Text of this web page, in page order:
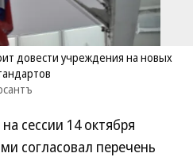
довести учреждения на новых
сессии 14 октября
согласовал перечень